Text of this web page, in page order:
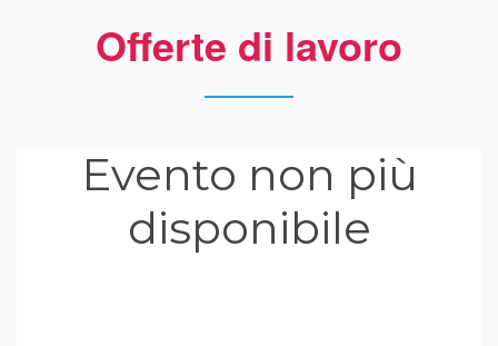
Offerte di lavoro